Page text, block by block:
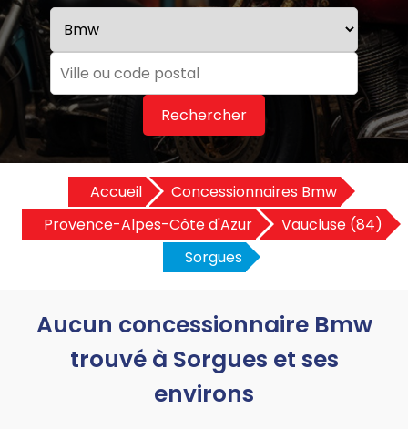
Rechercher
Accueil
Concessionnaires Bmw
Provence-Alpes-Côte d'Azur
Vaucluse (84)
Sorgues
Aucun concessionnaire Bmw
trouvé à Sorgues et ses
environs